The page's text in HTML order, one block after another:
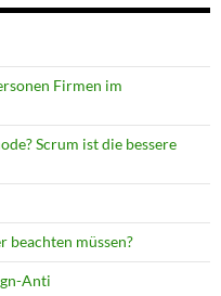
Firmen im
Scrum ist die bessere
beachten müssen?
Anti